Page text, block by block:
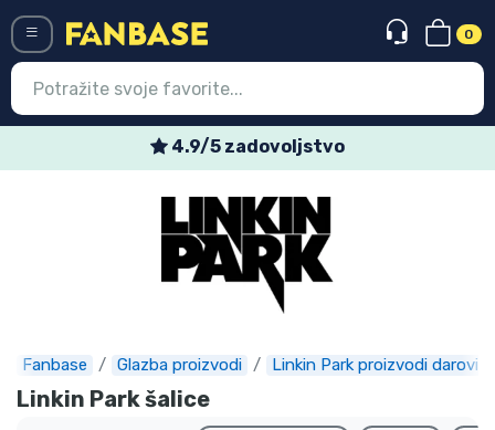
0
4.9/5 zadovoljstvo
Fanbase Glazba proizvodi Linkin Park proizvodi darovi
Linkin Park šalice
Ulazak Registracija
Najnovije proizvodi
Ekspresna dostava
Prednarudžbe